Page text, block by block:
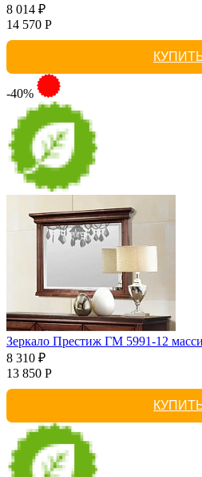
8 014 ₽
14 570 Р
-40%
Зеркало Престиж ГМ 5991-12
8 310 ₽
13 850 Р